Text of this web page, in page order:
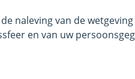
naleving van de
en van uw